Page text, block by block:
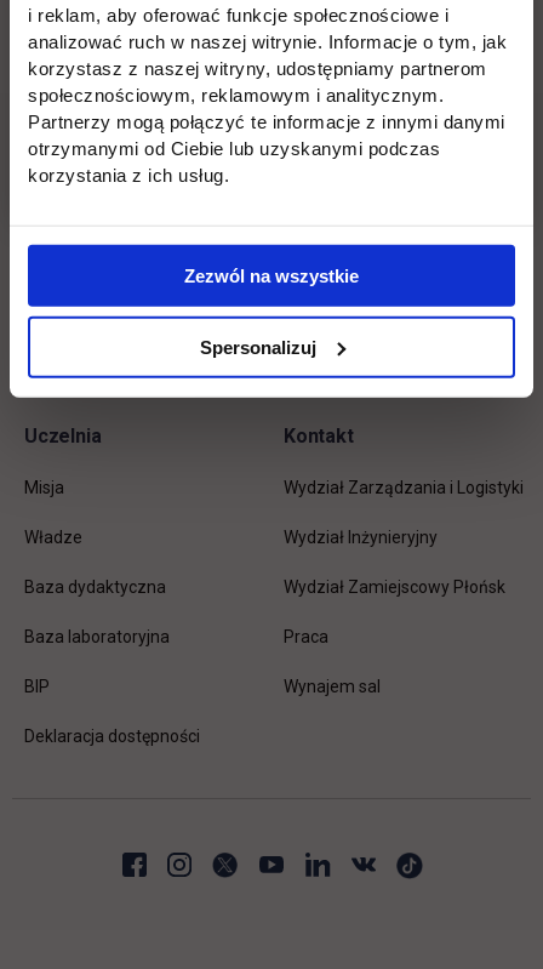
i reklam, aby oferować funkcje społecznościowe i
analizować ruch w naszej witrynie. Informacje o tym, jak
korzystasz z naszej witryny, udostępniamy partnerom
społecznościowym, reklamowym i analitycznym.
Partnerzy mogą połączyć te informacje z innymi danymi
otrzymanymi od Ciebie lub uzyskanymi podczas
korzystania z ich usług.
Zezwól na wszystkie
Spersonalizuj
Wróć
Pomiń
stopkę
Informacje w stopce
Edukacja
Licencjackie
Podyplomowe
Student
Wirtualna uczelnia
Stypendia
Opłaty
Uczelnia
Misja
Władze
Baza dydaktyczna
Baza laboratoryjna
BIP
Deklaracja dostępności
Kontakt
Wydział Zarządzania i Logistyki
Wydział Inżynieryjny
Wydział Zamiejscowy Płońsk
Praca
Wynajem sal